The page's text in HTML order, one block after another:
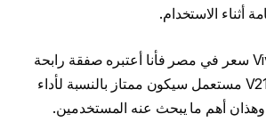
أثناء الاستخدام.
بالنسبة الى Vivo V21 سعر في مصر فأنا أعتبره صفقة رابحة
حيث أن سعر فيفو V21 مستعمل سيكون ممتاز بالنسبة لأداء
وهذان أهم ما يبحث عنه المستخدمين.